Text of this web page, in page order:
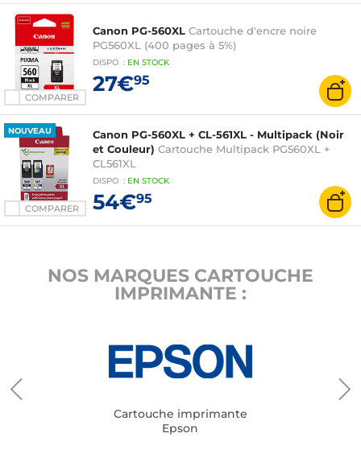
COMPARER
Canon PG-560XL Cartouche d'encre noire
PG560XL (400 pages à 5%)
DISPO : EN STOCK
27€95
NOUVEAU
COMPARER
Canon PG-560XL + CL-561XL - Multipack (Noir
et Couleur) Cartouche Multipack PG560XL +
CL561XL
DISPO : EN STOCK
54€95
NOS MARQUES CARTOUCHE
IMPRIMANTE :
Cartouche imprimante
Epson